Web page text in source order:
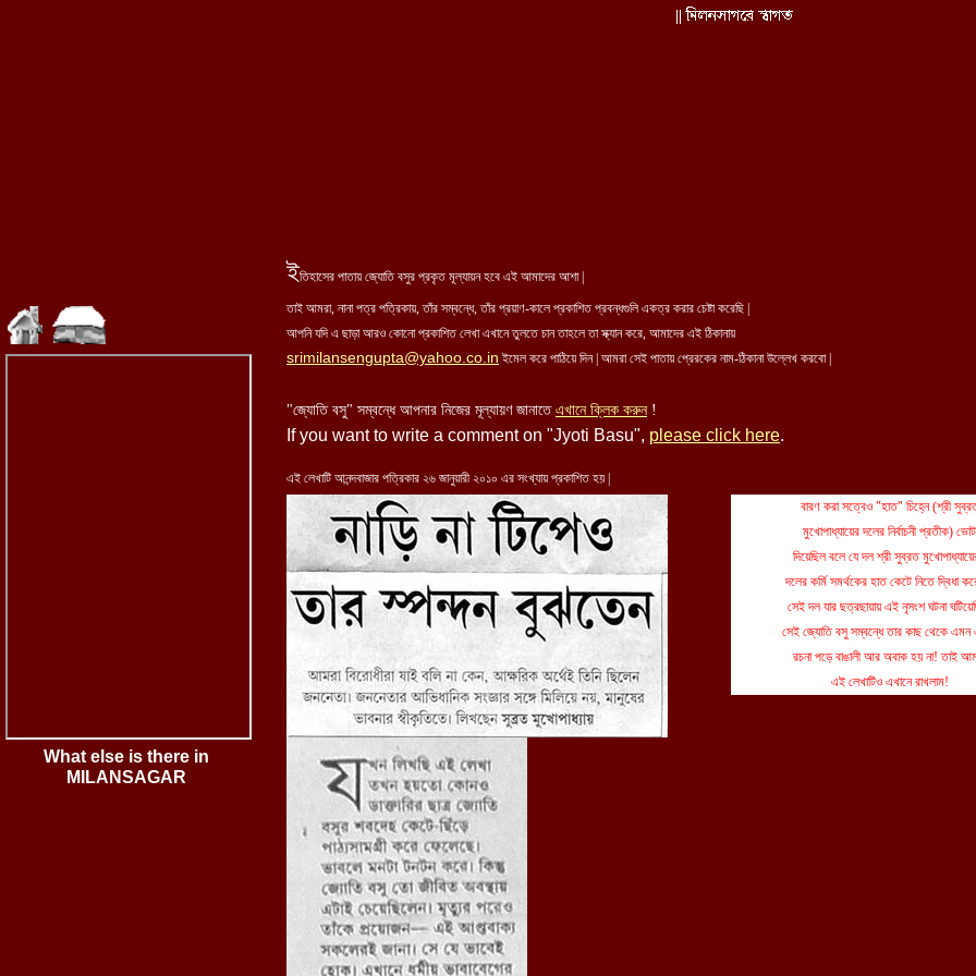
ইতিহাসের পাতায় জ্যোতি বসুর প্রকৃত মূল্যায়ন হবে এই আমাদের আশা |
তাই আমরা, নানা পত্র পত্রিকায়, তাঁর সম্বন্ধে, তাঁর প্রয়াণ-কালে প্রকাশিত প্রবন্ধগুলি একত্র করার চেষ্টা করেছি |
আপনি যদি এ ছাড়া আরও কোনো প্রকাশিত লেখা এখানে তুলতে চান তাহলে তা স্ক্যান করে, আমাদের এই ঠিকানায়
srimilansengupta@yahoo.co.in ইমেল করে পাঠিয়ে দিন | আমরা সেই পাতায় প্রেরকের নাম-ঠিকানা উল্লেখ করবো |
"জ্যোতি বসু" সম্বন্ধে আপনার নিজের মূল্যায়ণ জানাতে এখানে ক্লিক করুন!
If you want to write a comment on "Jyoti Basu", please click here.
এই লেখাটি আনন্দবাজার পত্রিকার ২৬ জানুয়ারী ২০১০ এর সংখ্যায় প্রকাশিত হয় |
What else is there in
MILANSAGAR
বারণ করা সত্বেও "হাত" চিহ্নে (শ্রী
মুখোপাধ্যায়ের দলের নির্বাচনী প্রতীক) ভোট
দিয়েছিল বলে যে দল শ্রী সুব্রত
দলের কর্মি সমর্থকের হাত কেটে নিতে দ্বিধা
সেই দল যার ছত্রছায়ায় এই নৃসংশ ঘটনা
সেই জ্যোতি বসু সম্বন্ধে তার কাছ থেকে এমন
রচনা পড়ে বাঙালী আর অবাক হয় না! তাই
এই লেখাটিও এখানে রাখলাম!